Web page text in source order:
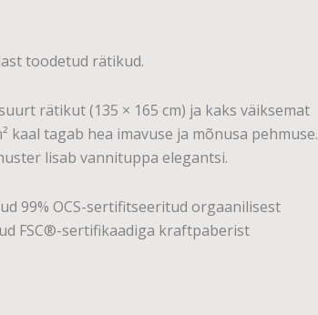
toodetud rätikud.
rätikut (135 × 165 cm) ja kaks väiksemat
kaal tagab hea imavuse ja mõnusa pehmuse.
lisab vannituppa elegantsi.
99% OCS-sertifitseeritud orgaanilisest
FSC®-sertifikaadiga kraftpaberist